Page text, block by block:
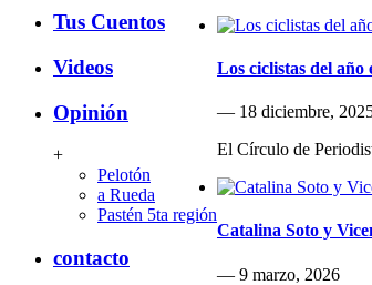
Tus Cuentos
Videos
Opinión
+
Pelotón
a Rueda
Pastén 5ta región
contacto
Los ciclistas del
— 18 diciembre,
El Círculo de
Catalina Soto y
— 9 marzo, 2026